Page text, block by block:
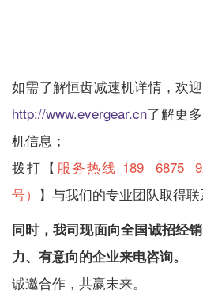
如需了解恒齿减速机详情，欢
http://www.evergear.cn了解更
机信息；
拨打【 服务热线 189 6875
号） 】与我们的专业团队取得联
同时，我司现面向全国诚招经
力、有意向的企业来电咨询。
诚邀合作，共赢未来。